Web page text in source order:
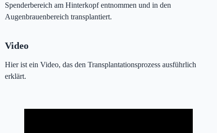
Spenderbereich am Hinterkopf entnommen und in den
Augenbrauenbereich transplantiert.
Video
Hier ist ein Video, das den Transplantationsprozess ausführlich
erklärt.